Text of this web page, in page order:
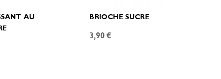
AU
BRIOCHE SUCRE
3,90 €